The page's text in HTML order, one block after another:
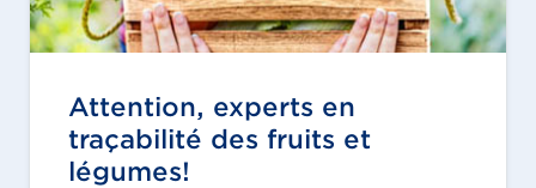
Attention, experts en
traçabilité des fruits et
légumes!